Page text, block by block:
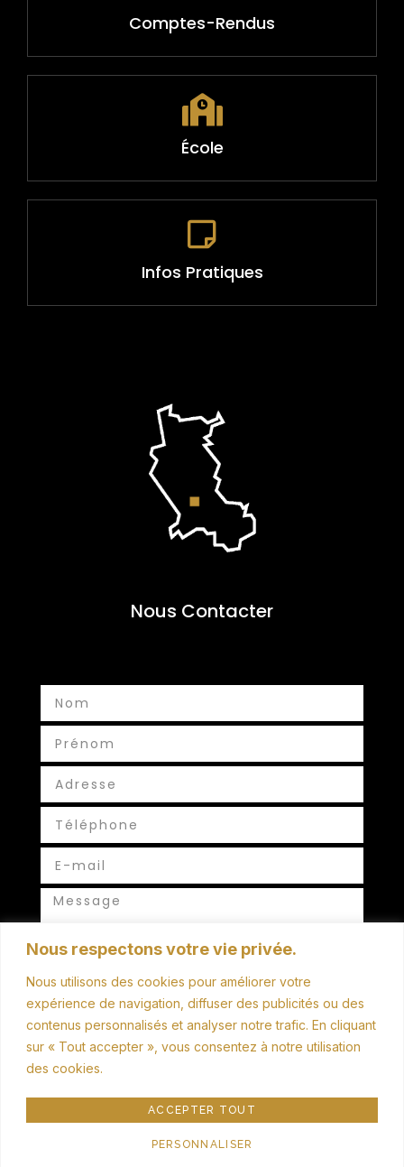
Nous respectons votre vie privée.
Nous utilisons des cookies pour améliorer votre
expérience de navigation, diffuser des publicités ou des
contenus personnalisés et analyser notre trafic. En cliquant
sur « Tout accepter », vous consentez à notre utilisation
des cookies.
PERSONNALISER
ACCEPTER TOUT
Comptes-Rendus
École
Infos Pratiques
Nous Contacter
ENVOYER
Copyright © 2024 Commune de Précieux |
Politique de confidentialité| Créé par SITE LINE,